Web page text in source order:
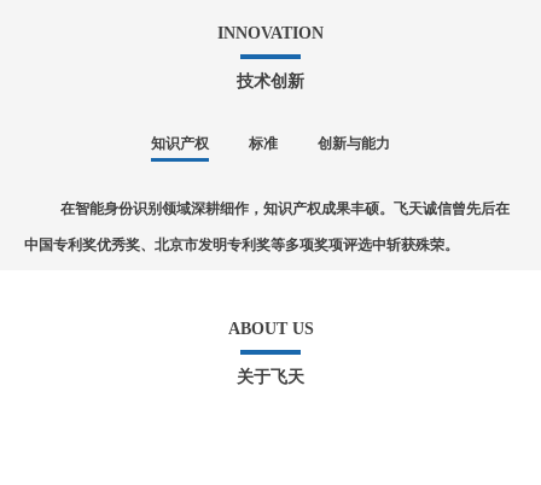
INNOVATION
技术创新
知识产权 标准 创新与能力
在智能身份识别领域深耕细作，知识产权成果丰硕。飞天诚信曾先后在
中国专利奖优秀奖、北京市发明专利奖等多项奖项评选中斩获殊荣。
ABOUT US
关于飞天